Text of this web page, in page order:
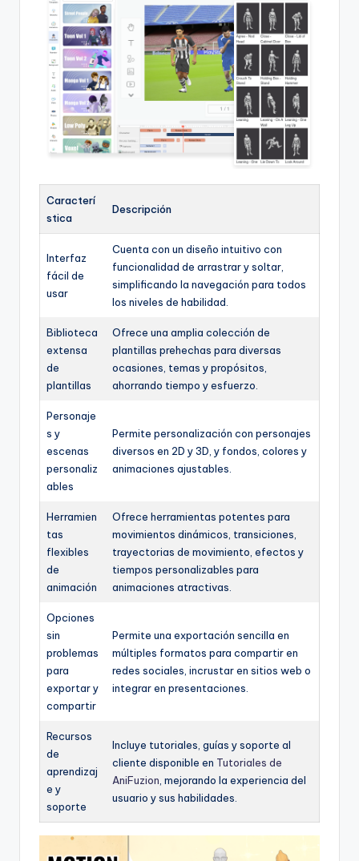
Caracterí
stica
Descripción
Interfaz
fácil de
usar
Cuenta con un diseño intuitivo con
funcionalidad de arrastrar y soltar,
simplificando la navegación para todos
los niveles de habilidad.
Biblioteca
extensa
de
plantillas
Ofrece una amplia colección de
plantillas prehechas para diversas
ocasiones, temas y propósitos,
ahorrando tiempo y esfuerzo.
Personaje
s y
escenas
personaliz
ables
Permite personalización con personajes
diversos en 2D y 3D, y fondos, colores y
animaciones ajustables.
Herramien
tas
flexibles
de
animación
Ofrece herramientas potentes para
movimientos dinámicos, transiciones,
trayectorias de movimiento, efectos y
tiempos personalizables para
animaciones atractivas.
Opciones
sin
problemas
para
exportar y
compartir
Permite una exportación sencilla en
múltiples formatos para compartir en
redes sociales, incrustar en sitios web o
integrar en presentaciones.
Recursos
de
aprendizaj
e y
soporte
Incluye tutoriales, guías y soporte al
cliente disponible en Tutoriales de
AniFuzion , mejorando la experiencia del
usuario y sus habilidades.